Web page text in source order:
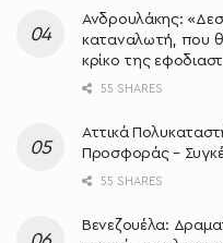
Ανδρουλάκης:
καταναλωτή, που
κρίκο της
55 SHARES
Αττικά
Προσφοράς –
55 SHARES
Βενεζουέλα: